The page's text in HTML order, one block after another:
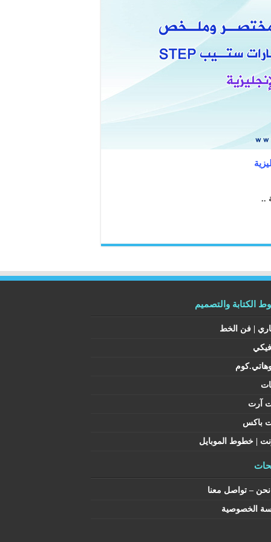
الكتابة والتصميم
| فن الخط
آرت
باكس
| خطوط الموبايل
– تواصل معنا
الخصوصية